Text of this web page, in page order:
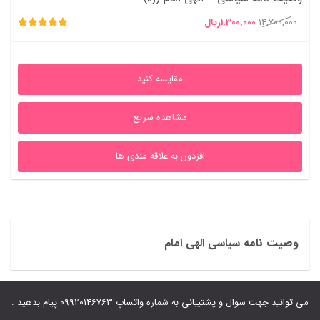
14,700,000 قیمت
14,700,000ریال
1,300,000ریال
1,300,000ریال
مقایسه کنید
مشاهده سریع
افزدون به علاقه مندی ها
وصیت نامه سیاسی الهی امام
می توانید جهت سوال و پشتیبانی به شماره واتساپ 09920146763 پیام بدهید .